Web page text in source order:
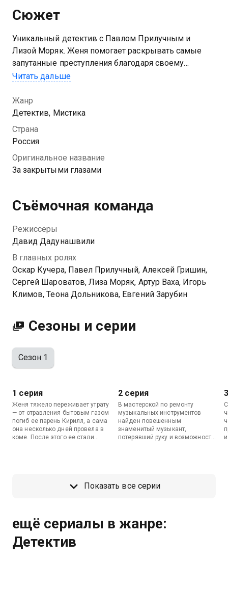
Сюжет
Уникальный детектив с Павлом Прилучным и
Лизой Моряк. Женя помогает раскрывать самые
запутанные преступления благодаря своему
удивительному дару: ей снятся провидческие сны в
полиции капитан Макаров полагает, что это великий
дар. Однако сама девушка считает свою
способность проклятием. Жене предстоит
разобраться в себе и понять, что вся ее жизнь не то,
Читать дальше
Жанр
Детектив, Мистика
Страна
Россия
Оригинальное название
За закрытыми глазами
Съёмочная команда
Режиссёры
Давид Дадунашвили
В главных ролях
Оскар Кучера, Павел Прилучный, Алексей Гришин,
Сергей Шароватов, Лиза Моряк, Артур Ваха, Игорь
Климов, Теона Дольникова, Евгений Зарубин
Сезоны и серии
Сезон 1
1 серия
Женя тяжело переживает утрату
— от отравления бытовым газом
погиб ее парень Кирилл, а сама
она несколько дней провела в
коме. После этого ее стали
мертвым бизнесмен, а под
2 серия
В мастерской по ремонту
музыкальных инструментов
найден повешенным
знаменитый музыкант,
потерявший руку и возможность
Показать все серии
ещё сериалы в жанре:
Детектив